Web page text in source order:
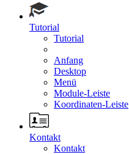
Tutorial
Tutorial
Anfang
Desktop
Menü
Module-Leiste
Koordinaten-Leiste
Kontakt
Kontakt